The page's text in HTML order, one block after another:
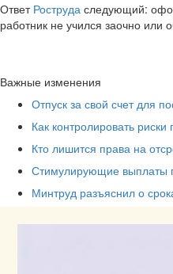
Ответ Роструда следующий:
работник не учился заочно
Важные изменения
Отпуск за свой счет для
Как контролировать
Кто лишится права на
Стимулирующие выплаты
Минтруд разъяснил о